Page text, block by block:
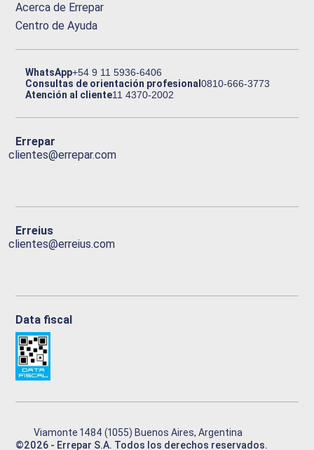
Acerca de Errepar
Centro de Ayuda
WhatsApp+54 9 11 5936-6406
Consultas de orientación profesional0810-666-3773
Atención al cliente11 4370-2002
Errepar
clientes@errepar.com
Erreius
clientes@erreius.com
Data fiscal
Viamonte 1484 (1055) Buenos Aires, Argentina
©2026 - Errepar S.A. Todos los derechos reservados.